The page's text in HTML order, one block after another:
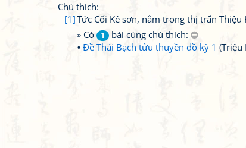
Chú thích:
[1]Tức Cối Kê sơn, nằm trong thị trấn
» Có
1
bài cùng chú thích:
Đề Thái Bạch tửu thuyền đồ kỳ 1 (Triệu